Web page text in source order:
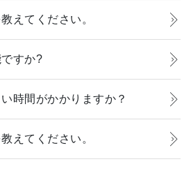
えてください。
すか?
時間がかかりますか？
えてください。